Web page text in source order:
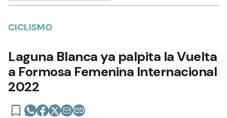
CICLISMO
Laguna Blanca ya palpita la Vuelta
a Formosa Femenina Internacional
2022